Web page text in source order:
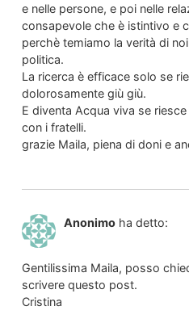
e nelle persone, e poi nelle
consapevole che è istintivo e
perchè temiamo la verità di
politica.
La ricerca è efficace solo se
dolorosamente giù giù.
E diventa Acqua viva se
con i fratelli.
grazie Maila, piena di doni e
Anonimo ha detto:
Gentilissima Maila, posso
scrivere questo post.
Cristina